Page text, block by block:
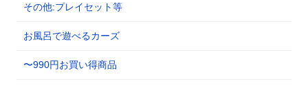
その他:プレイセット等
お風呂で遊べるカーズ
〜990円お買い得商品